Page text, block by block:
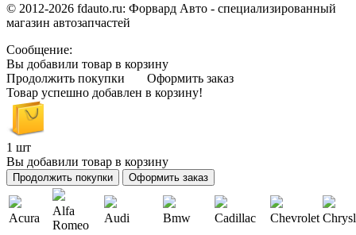
© 2012-2026 fdauto.ru: Форвард Авто - специализированный
магазин автозапчастей
Сообщение:
Вы добавили товар в корзину
Продолжить покупки
Оформить заказ
Товар успешно добавлен в корзину!
1 шт
Вы добавили товар в корзину
Продолжить покупки Оформить заказ
Acura
Alfa
Romeo
Audi Bmw Cadillac Chevrolet